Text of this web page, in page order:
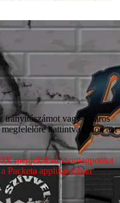
irányítószámot vagy a város
kattintva tudod azt
megjelölésű csomagpontot
Packeta applikációban